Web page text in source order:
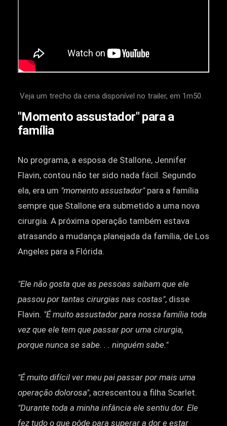
Veja um trecho da cena disponível no trailer, em 1m50.
"Momento assustador" para a
família
No programa, a esposa de Stallone, Jennifer
Flavin, contou não ter sido nada fácil. Segundo
ela, era um "momento assustador"para a família
sempre que Stallone era submetido a uma nova
cirurgia. A próxima operação também estava
atrasando a mudança planejada da família, de Los
Angeles para a Flórida.
"Ele não gosta que as pessoas saibam que ele
passou por tantas cirurgias nas costas", disse
Flavin. "É muito assustador para nossa família toda
vez que ele tem que passar por uma cirurgia,
porque nunca se sabe. . . ninguém sabe."
"É muito difícil ver meu pai passar por mais uma
operação dolorosa", acrescentou a filha Scarlet.
"Durante toda a minha infância ele sentiu dor. Ele
fez tudo o que pôde para superar a dor e estar